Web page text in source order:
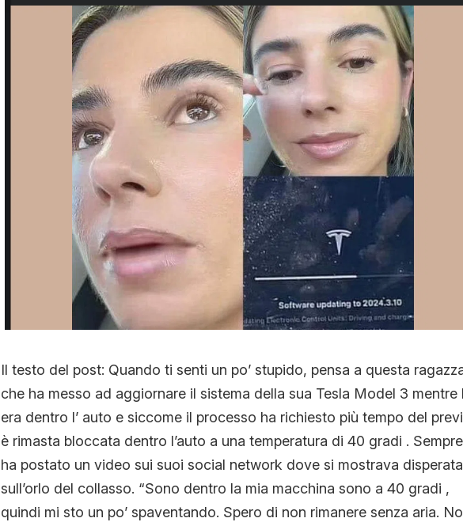
Il testo del post: Quando ti senti un po’ stupido, pensa a questa
che ha messo ad aggiornare il sistema della sua Tesla Model 3 mentre
era dentro l’ auto e siccome il processo ha richiesto più tempo del
è rimasta bloccata dentro l’auto a una temperatura di 40 gradi .
ha postato un video sui suoi social network dove si mostrava
sull’orlo del collasso. “Sono dentro la mia macchina sono a 40 gradi ,
quindi mi sto un po’ spaventando. Spero di non rimanere senza aria.